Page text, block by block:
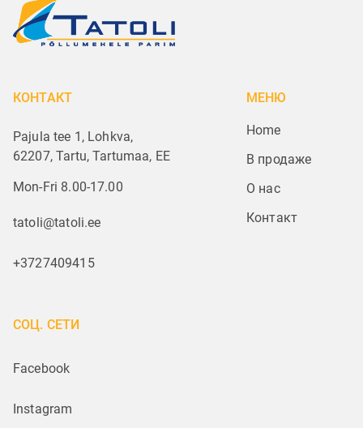
КОНТАКТ
Pajula tee 1, Lohkva,
62207, Tartu, Tartumaa, EE
Mon-Fri 8.00-17.00
tatoli@tatoli.ee
+3727409415
МЕНЮ
Home
В продаже
О нас
Контакт
СОЦ. СЕТИ
Facebook
Instagram